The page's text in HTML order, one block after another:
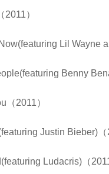
2011）
Lil Wayne
Benny
（2011）
Justin Bieber)
Ludacris)（